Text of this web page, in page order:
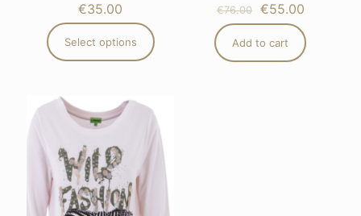
€35.00
Select options
€76.00 €55.00
Add to cart